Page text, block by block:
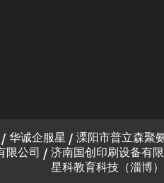
华诚企服星 溧阳市普立森聚
限公司 济南国创印刷设备有限
星科教育科技（淄博